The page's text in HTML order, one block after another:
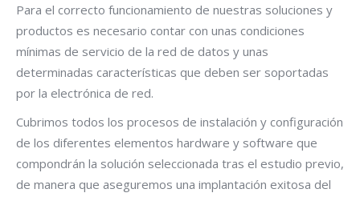
Para el correcto funcionamiento de nuestras soluciones y
productos es necesario contar con unas condiciones
mínimas de servicio de la red de datos y unas
determinadas características que deben ser soportadas
por la electrónica de red.
Cubrimos todos los procesos de instalación y configuración
de los diferentes elementos hardware y software que
compondrán la solución seleccionada tras el estudio previo,
de manera que aseguremos una implantación exitosa del